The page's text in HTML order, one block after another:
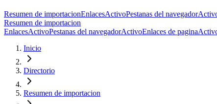
Resumen de importacionEnlacesActivoPestanas del navegador
Resumen de importacion
EnlacesActivoPestanas del navegadorActivoEnlaces de pagina
Inicio
Directorio
Resumen de importacion